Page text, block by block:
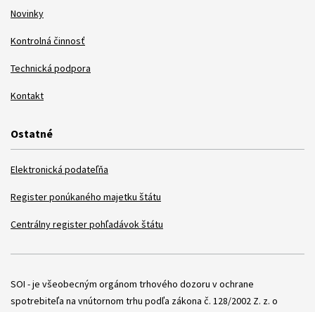
Novinky
Kontrolná činnosť
Technická podpora
Kontakt
Ostatné
Elektronická podateľňa
Register ponúkaného majetku štátu
Centrálny register pohľadávok štátu
Položky
SOI - je všeobecným orgánom trhového dozoru v ochrane
spotrebiteľa na vnútornom trhu podľa zákona č. 128/2002 Z. z. o